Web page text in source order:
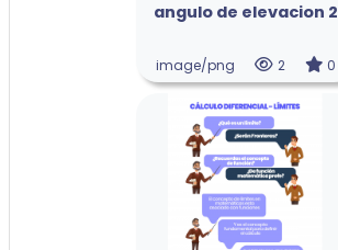
angulo de elevacion 2
image/png 2 0